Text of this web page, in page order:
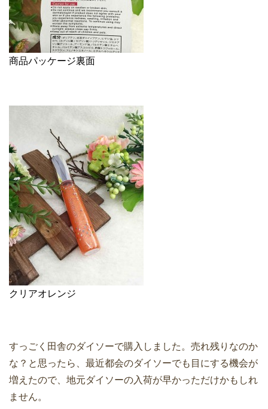
商品パッケージ裏面
クリアオレンジ
すっごく田舎のダイソーで購入しました。売れ残りなのか
な？と思ったら、最近都会のダイソーでも目にする機会が
増えたので、地元ダイソーの入荷が早かっただけかもしれ
ません。